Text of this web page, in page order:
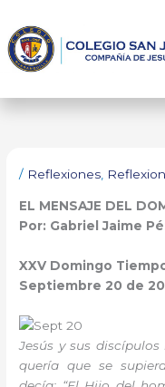
contenido
/ Reflexiones,
EL MENSAJE DEL
Por: Gabriel Jaime
XXV Domingo
Septiembre 20 de
Jesús y sus
quería que se